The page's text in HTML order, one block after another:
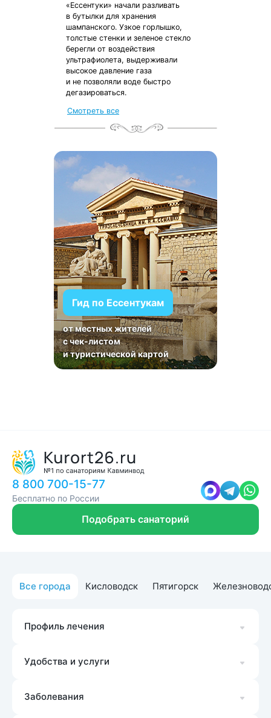
«Ессентуки» начали разливать
в бутылки для хранения
шампанского. Узкое горлышко,
толстые стенки и зеленое стекло
берегли от воздействия
ультрафиолета, выдерживали
высокое давление газа
и не позволяли воде быстро
дегазироваться.
Смотреть все
Гид по Ессентукам
от местных жителей
с чек-листом
и туристической картой
8 800 700-15-77
Бесплатно по России
Подобрать санаторий
Все города Кисловодск Пятигорск
Профиль лечения
Удобства и услуги
Заболевания